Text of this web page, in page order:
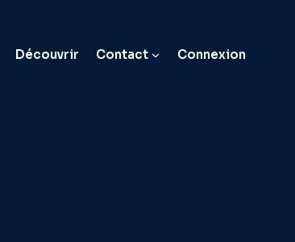
Découvrir Contact Connexion